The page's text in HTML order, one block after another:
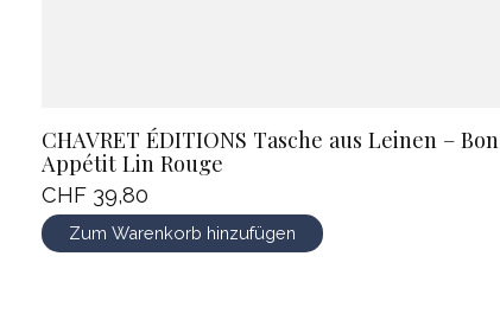
CHAVRET ÉDITIONS Tasche aus Leinen – Bon
Appétit Lin Rouge
CHF 39,80
Zum Warenkorb hinzufügen